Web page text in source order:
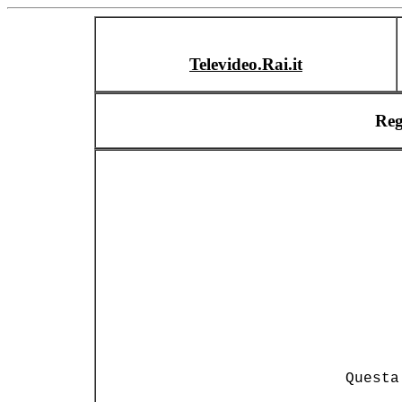
Televideo.Rai.it